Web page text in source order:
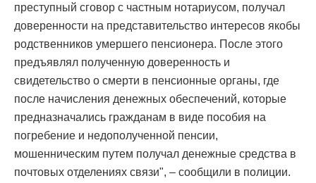
преступный сговор с частным нотариусом, получал
доверенности на представительство интересов якобы
родственников умершего пенсионера. После этого
предъявлял полученную доверенность и
свидетельство о смерти в пенсионные органы, где
после начисления денежных обеспечений, которые
предназначались гражданам в виде пособия на
погребение и недополученной пенсии,
мошенническим путем получал денежные средства в
почтовых отделениях связи", – сообщили в полиции.